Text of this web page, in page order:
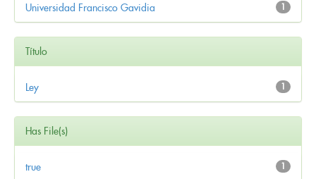
1
Universidad Francisco Gavidia
Título
1
Ley
Has File(s)
1
true